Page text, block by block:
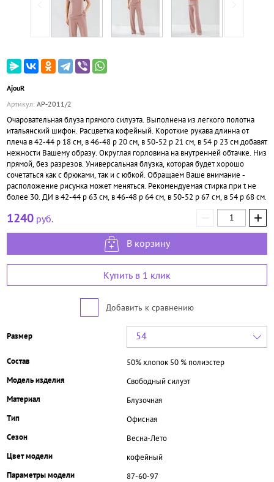
AjouR
Артикул: АР-2011/2
Очаровательная блуза прямого силуэта. Выполнена из легкого полотна
итальянский шифон. Расцветка кофейный. Короткие рукава длинна от
плеча в 42-44 р 18 см, в 46-48 р 20 см, в 50-52 р 21 см, в 54 р 23 см добавят
нежности Вашему образу. Округлая горловина на внутренней обтачке. Низ
прямой, без разрезов. Универсальная блузка, которая будет хорошо
сочетаться как с брюками, так и с юбкой. Обращаем Ваше внимание -
расположение рисунка может меняться. Рекомендуемая стирка при t не
более 30. ДИ в 42-44 р 63 см, в 46-48 р 64 см, в 50-52 р 67 см, в 54 р 68 см.
1240 руб. +
В корзину
Купить в 1 клик
Добавить к сравнению
Размер 54
Состав
50% хлопок 50 % полиэстер
Модель изделия
Свободный силуэт
Материал
Блузочная
Тип
Офисная
Сезон
Весна-Лето
Цвет модели
кофейный
Параметры модели
87-60-97